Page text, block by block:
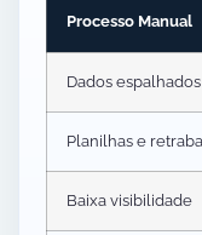
Processo Manual
Dados espalhados
Planilhas e
Baixa visibilidade